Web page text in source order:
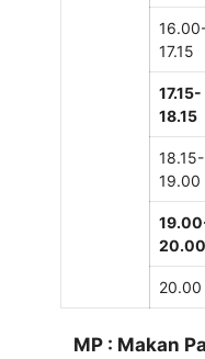
17.15
17.15-
18.15
18.15-
19.00
20.00
20.00
MP : Makan